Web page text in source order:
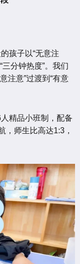
孩子以“无意注
分钟热度”。我们
注意”过渡到“有意
精品小班制，配备
，师生比高达1:3，